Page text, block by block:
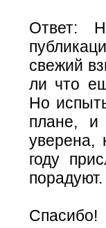
Ответ:
свежий
ли что
Но
плане, и
году
порадуют.
Спасибо!